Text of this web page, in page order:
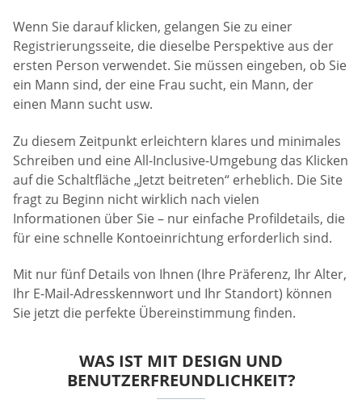
Wenn Sie darauf klicken, gelangen Sie zu einer
Registrierungsseite, die dieselbe Perspektive aus der
ersten Person verwendet. Sie müssen eingeben, ob Sie
ein Mann sind, der eine Frau sucht, ein Mann, der
einen Mann sucht usw.
Zu diesem Zeitpunkt erleichtern klares und minimales
Schreiben und eine All-Inclusive-Umgebung das Klicken
auf die Schaltfläche „Jetzt beitreten“ erheblich. Die Site
fragt zu Beginn nicht wirklich nach vielen
Informationen über Sie – nur einfache Profildetails, die
für eine schnelle Kontoeinrichtung erforderlich sind.
Mit nur fünf Details von Ihnen (Ihre Präferenz, Ihr Alter,
Ihr E-Mail-Adresskennwort und Ihr Standort) können
Sie jetzt die perfekte Übereinstimmung finden.
WAS IST MIT DESIGN UND
BENUTZERFREUNDLICHKEIT?